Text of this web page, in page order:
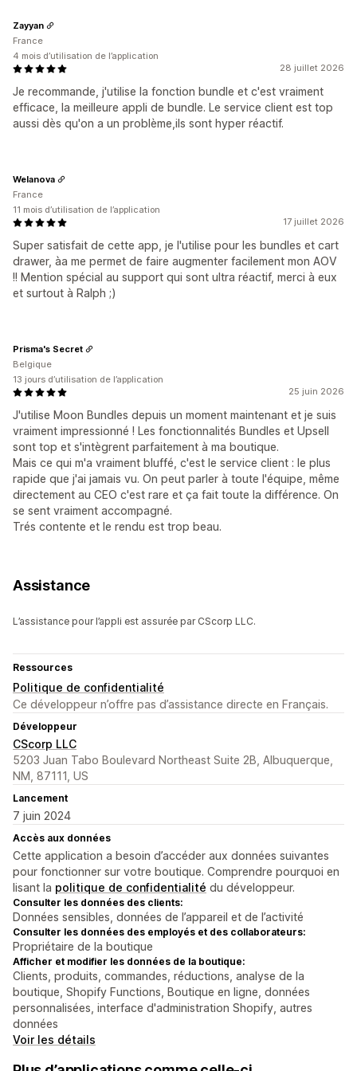
28 juillet 2026
Je recommande, j'utilise la fonction bundle et c'est vraiment
efficace, la meilleure appli de bundle. Le service client est top
aussi dès qu'on a un problème,ils sont hyper réactif.
Zayyan
France
4 mois d’utilisation de l’application
17 juillet 2026
Super satisfait de cette app, je l'utilise pour les bundles et cart
drawer, àa me permet de faire augmenter facilement mon AOV
!! Mention spécial au support qui sont ultra réactif, merci à eux
et surtout à Ralph ;)
Welanova
France
11 mois d’utilisation de l’application
25 juin 2026
J'utilise Moon Bundles depuis un moment maintenant et je suis
vraiment impressionné ! Les fonctionnalités Bundles et Upsell
sont top et s'intègrent parfaitement à ma boutique.
Mais ce qui m'a vraiment bluffé, c'est le service client : le plus
rapide que j'ai jamais vu. On peut parler à toute l'équipe, même
directement au CEO c'est rare et ça fait toute la différence. On
se sent vraiment accompagné.
Trés contente et le rendu est trop beau.
Prisma's Secret
Belgique
13 jours d’utilisation de l’application
Assistance
L’assistance pour l’appli est assurée par CScorp LLC.
Ressources
Politique de confidentialité
Ce développeur n’offre pas d’assistance directe en Français.
Développeur
CScorp LLC
5203 Juan Tabo Boulevard Northeast Suite 2B, Albuquerque,
NM, 87111, US
Lancement
7 juin 2024
Accès aux données
Cette application a besoin d’accéder aux données suivantes
pour fonctionner sur votre boutique. Comprendre pourquoi en
lisant la politique de confidentialité du développeur.
Consulter les données des clients:
Données sensibles, données de l’appareil et de l’activité
Consulter les données des employés et des collaborateurs:
Propriétaire de la boutique
Afficher et modifier les données de la boutique:
Clients, produits, commandes, réductions, analyse de la
boutique, Shopify Functions, Boutique en ligne, données
personnalisées, interface d'administration Shopify, autres
données
Voir les détails